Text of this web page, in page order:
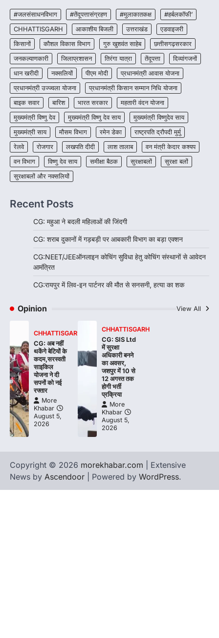
3
CG:NEET/JEEऑनलाइन कोचिंग सुविधा हेतु
कोचिंग संस्थानों से आवेदन आमंत्रित
More Khabar August 6, 2026
रायपुर। शैक्षणिक सत्र 2026-27 में सरगुजा जिले के
शासकीय विद्यालयों में कक्षा 11वीं विज्ञान संकाय…
4
CHHATTISGARH
CG:रायपुर में लिव-इन पार्टनर की मौत से
सनसनी, हत्या का शक
More Khabar August 6, 2026
रायपुर। राजधानी रायपुर से एक सनसनीखेज मामला
सामने आया है। मुजगहन थाना क्षेत्र के बोरियाकला…
#जलसंसाधनविभाग #तेंदूपत्तासंग्रहण #मुलाकातकक्ष
#हर्बलकॉफी’
CHHATTISGARH
आकाशीय बिजली उत्तराखंड
एडवाइजरी
किसानों
कौशल विकास विभाग गुरु खुशवंत साहेब
छत्तीसगढ़सरकार
जनकल्याणकारी
जिलाप्रशासन तिरंगा यात्रा तेंदूपत्ता
दिव्यांगजनों
धान खरीदी
नक्सलियों पीएम मोदी
प्रधानमंत्री आवास योजना
प्रधानमंत्री उज्ज्वला योजना
प्रधानमंत्री किसान सम्मान निधि योजना
बाइक सवार
बारिश भारत सरकार
महतारी वंदन योजना
मुख्यमंत्री विष्णु देव
मुख्यमंत्री विष्णु देव साय
मुख्यमंत्री विष्णुदेव साय
मुख्यमंत्री साय
मौसम विभाग रमेन डेका
राष्ट्रपति द्रौपदी मुर्मु
रेलवे
रोजगार लखपति दीदी लाश तालाब
वन मंत्री केदार कश्यप
वन विभाग
विष्णु देव साय समीक्षा बैठक सुरक्षाबलों
सुरक्षा बलों
सुरक्षाबलों और नक्सलियों
Recent Posts
CG: महुआ ने बदली महिलाओं की जिंदगी
CG: शराब दुकानों में गड़बड़ी पर आबकारी विभाग का बड़ा एक्शन
CG:NEET/JEEऑनलाइन कोचिंग सुविधा हेतु कोचिंग संस्थानों से आवेदन
आमंत्रित
CG:रायपुर में लिव-इन पार्टनर की मौत से सनसनी, हत्या का शक
Opinion View All
CHHATTISGARH
CG: अब नहीं
थकेंगे बेटियों के
कदम,सरस्वती
साइकिल
योजना ने दी
सपनों को नई
रफ्तार
More
Khabar
August 5,
2026
CHHATTISGARH
CG: SIS Ltd
में सुरक्षा
अधिकारी बनने
का अवसर,
जशपुर में 10 से
12 अगस्त तक
होगी भर्ती
प्रक्रिया
More
Khabar
August 5,
2026
Copyright © 2026 morekhabar.com | Extensive
News by Ascendoor | Powered by WordPress.